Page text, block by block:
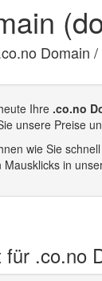
Domain
Ihre .co.no
unsere Preise
wie Sie
in
.co.no